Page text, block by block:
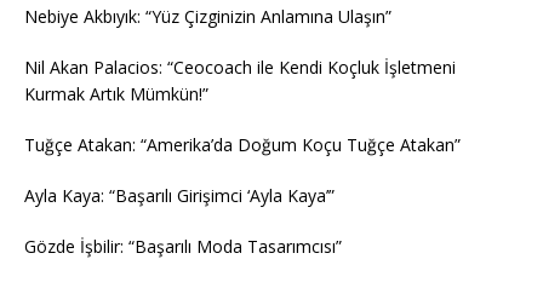
Nebiye Akbıyık: “Yüz Çizginizin Anlamına Ulaşın”
Nil Akan Palacios: “Ceocoach ile Kendi Koçluk İşletmeni
Kurmak Artık Mümkün!”
Tuğçe Atakan: “Amerika’da Doğum Koçu Tuğçe Atakan”
Ayla Kaya: “Başarılı Girişimci ‘Ayla Kaya’”
Gözde İşbilir: “Başarılı Moda Tasarımcısı”